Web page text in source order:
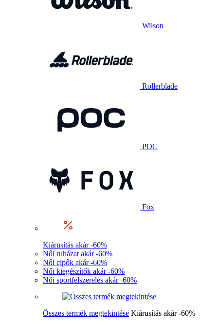
Wilson
Rollerblade
POC
Fox
Kiárusítás akár -60%
Női ruházat akár -60%
Női cipők akár -60%
Női kiegészítők akár -60%
Női sportfelszerelés akár -60%
Összes termék megtekintése Kiárusítás akár -60%